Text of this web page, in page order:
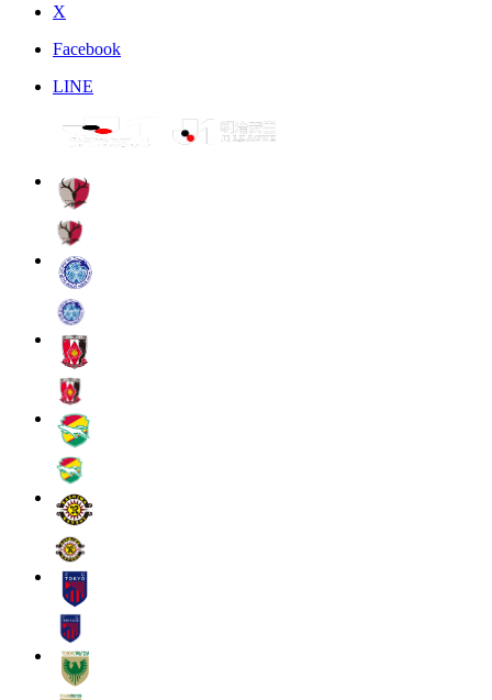
X
Facebook
LINE